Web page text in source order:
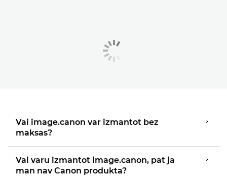
Vai image.canon var izmantot bez
maksas?
Vai varu izmantot image.canon, pat ja
man nav Canon produkta?